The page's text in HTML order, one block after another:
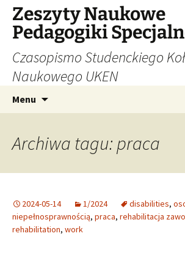
Zeszyty Naukowe
Pedagogiki
Czasopismo Studenckiego
Naukowego UKEN
Menu
Archiwa tagu: praca
2024-05-14 1/2024 disabilities,
niepełnosprawnością, praca, rehabilitacja
rehabilitation, work